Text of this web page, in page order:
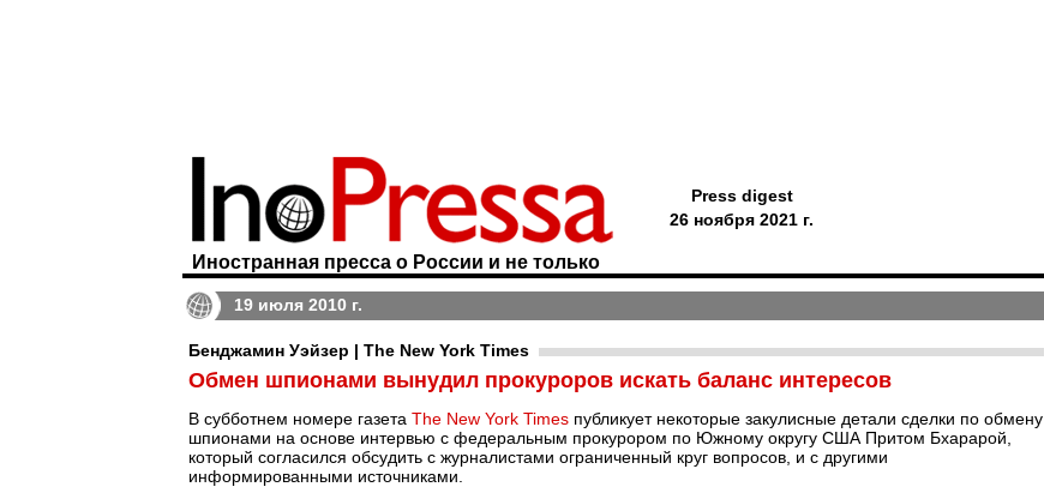
Иностранная пресса о России и не только
Press digest
26 ноября 2021 г.
19 июля 2010 г.
Бенджамин Уэйзер | The New York Times
Обмен шпионами вынудил прокуроров искать баланс интересов
В субботнем номере газета The New York Times публикует некоторые закулисные детали сделки по обмену
шпионами на основе интервью с федеральным прокурором по Южному округу США Притом Бхарарой,
который согласился обсудить с журналистами ограниченный круг вопросов, и с другими
информированными источниками.